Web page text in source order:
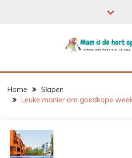
Home
Slapen
Leuke manier om goedkope